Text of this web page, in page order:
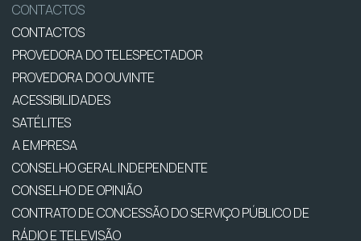
CONTACTOS
CONTACTOS
PROVEDORA DO TELESPECTADOR
PROVEDORA DO OUVINTE
ACESSIBILIDADES
SATÉLITES
A EMPRESA
CONSELHO GERAL INDEPENDENTE
CONSELHO DE OPINIÃO
CONTRATO DE CONCESSÃO DO SERVIÇO PÚBLICO DE
RÁDIO E TELEVISÃO